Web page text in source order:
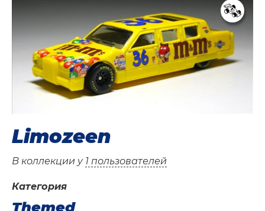
Limozeen
В коллекции у 1 пользователей
Категория
Themed